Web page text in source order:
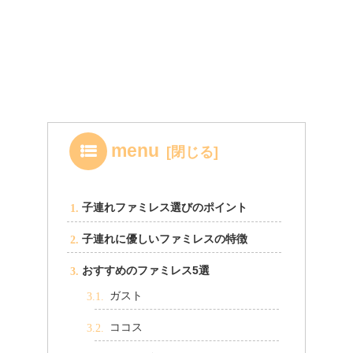
menu
子連れファミレス選びのポイント
子連れに優しいファミレスの特徴
おすすめのファミレス5選
ガスト
ココス